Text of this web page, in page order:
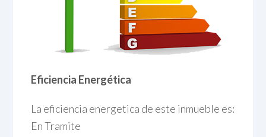
Eficiencia Energética
La eficiencia energetica de este inmueble es:
En Tramite